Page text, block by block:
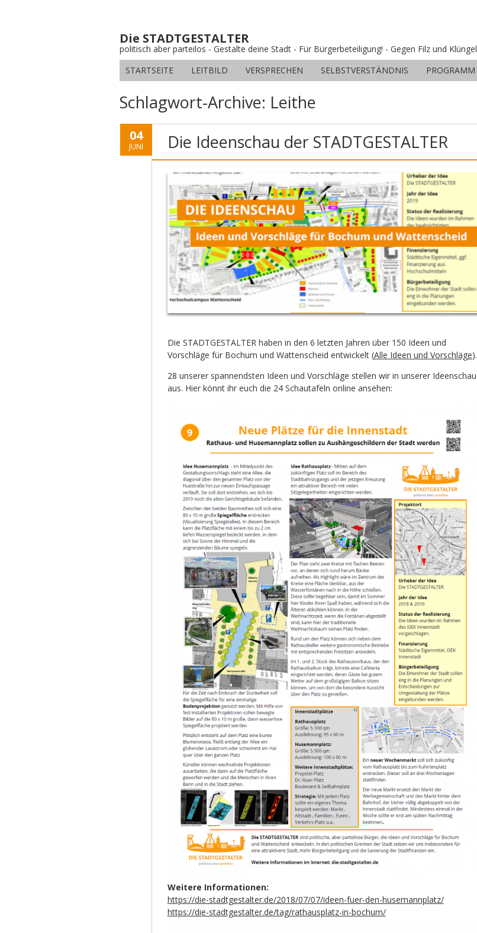
Die STADTGESTALTER
politisch aber parteilos - Gestalte deine Stadt - Für Bürgerbeteiligung! - Gegen Filz und Klüngel
STARTSEITE
LEITBILD VERSPRECHEN SELBSTVERSTÄNDNIS PROGRAMM
Schlagwort-Archive: Leithe
04
JUNI Die Ideenschau der STADTGESTALTER
Die STADTGESTALTER haben in den 6 letzten Jahren über 150 Ideen und
Vorschläge für Bochum und Wattenscheid entwickelt (Alle Ideen und Vorschläge).
28 unserer spannendsten Ideen und Vorschläge stellen wir in unserer Ideenschau
aus. Hier könnt ihr euch die 24 Schautafeln online ansehen:
Weitere Informationen:
https://die-stadtgestalter.de/2018/07/07/ideen-fuer-den-husemannplatz/
https://die-stadtgestalter.de/tag/rathausplatz-in-bochum/